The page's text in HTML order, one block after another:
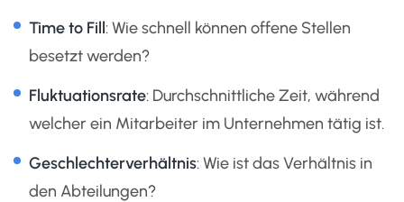
Time to Fill: Wie schnell können offene Stellen
besetzt werden?
Fluktuationsrate: Durchschnittliche Zeit, während
welcher ein Mitarbeiter im Unternehmen tätig ist.
Geschlechterverhältnis: Wie ist das Verhältnis in
den Abteilungen?